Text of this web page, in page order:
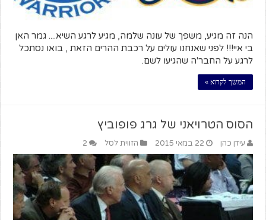
הנה זה מגיע, משפך של עונה שלמה, מגיע לרגע השיא.... גמר האן
בי איי!!! לפני שאנחנו עולים על רכבת ההרים הזאת , בואו נסתכל
לרגע על החבר'ה שהגיעו לשם.
המשך לקרוא »
הסוס הטרויאני של גרג פופוביץ
עידן כהן 22 במאי 2015 הזווית לסל 2